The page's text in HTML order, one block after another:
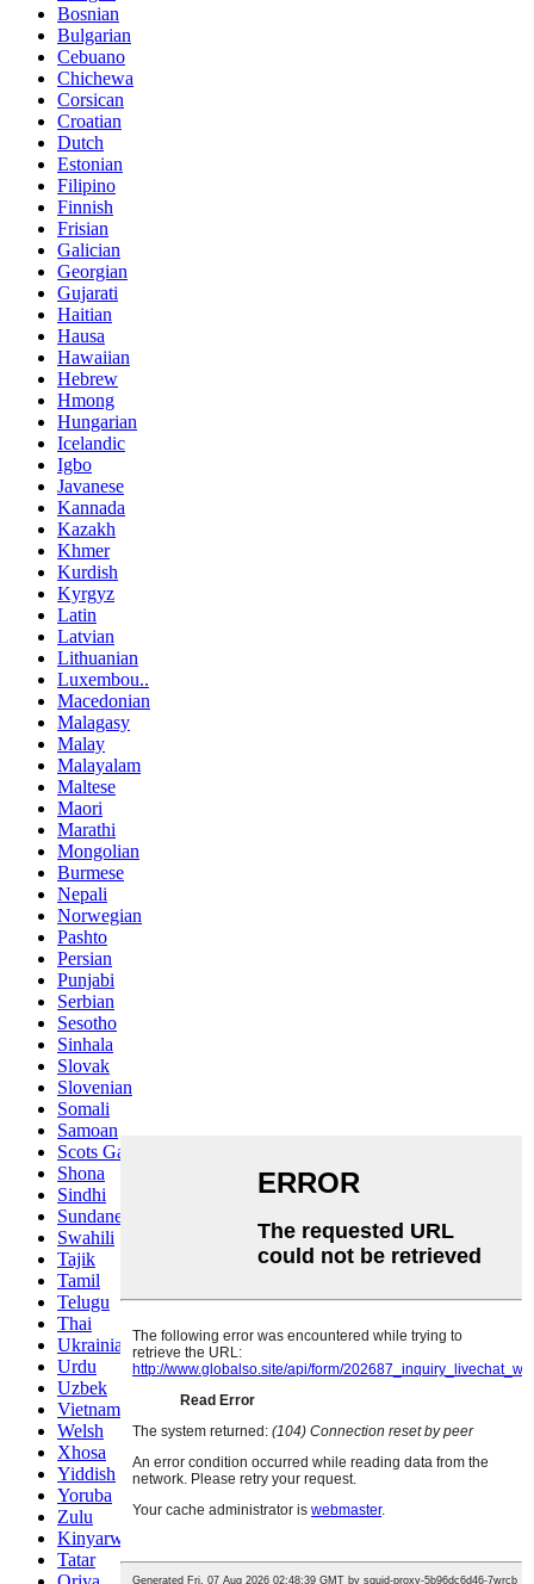
Bosnian
Bulgarian
Cebuano
Chichewa
Corsican
Croatian
Dutch
Estonian
Filipino
Finnish
Frisian
Galician
Georgian
Gujarati
Haitian
Hausa
Hawaiian
Hebrew
Hmong
Hungarian
Icelandic
Igbo
Javanese
Kannada
Kazakh
Khmer
Kurdish
Kyrgyz
Latin
Latvian
Lithuanian
Luxembou..
Macedonian
Malagasy
Malay
Malayalam
Maltese
Maori
Marathi
Mongolian
Burmese
Nepali
Norwegian
Pashto
Persian
Punjabi
Serbian
Sesotho
Sinhala
Slovak
Slovenian
Somali
Samoan
Scots Gaelic
Shona
Sindhi
Sundanese
Swahili
Tajik
Tamil
Telugu
Thai
Ukrainian
Urdu
Uzbek
Vietnamese
Welsh
Xhosa
Yiddish
Yoruba
Zulu
Kinyarwanda
Tatar